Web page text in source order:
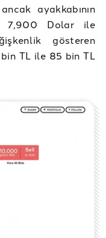
ayakkabının
7,900 Dolar ile
gösteren
TL ile 85 bin TL